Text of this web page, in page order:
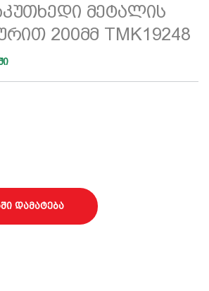
მეტალის
200მმ TMK19248
მეტალის ხის სახელურით 200მმ
დამატება